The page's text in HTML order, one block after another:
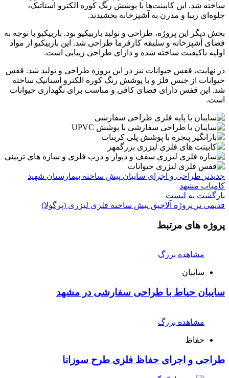
ساخته شد. این کابینت‌ها با پوشش رنگ کوره الکترو استاتیک،
جلوه‌ای زیبا و مدرن به آشپزخانه بخشیدند.
بخش دیگر این پروژه، طراحی و تولید باربیکیو بود. باربیکیو با توجه به
فضای آشپزخانه و سلیقه کارفرما طراحی شد. این باربیکیو از مواد
اولیه باکیفیت ساخته شده و دارای طراحی زیبایی است.
در نهایت، قفس حیوانات نیز در این پروژه طراحی و تولید شد. قفس
حیوانات از جنس فلز و با پوشش رنگ کوره الکترو استاتیک ساخته
شد. این قفس دارای فضای کافی و مناسب برای نگهداری حیوانات
است.
جدیدتر طراحی و اجرای سایبان پیش ساخته بیمارستان شهید
کامیاب مشهد
بازگشت به لیست
قدیمی تر پروژه آلاچیق پیش ساخته فلزی لیزری (پرگولا)
پروژه های مرتبط
مشاهده بزرگ
سایبان
سایبان حیاط با طراحی سفارشی در مشهد
مشاهده بزرگ
حفاظ
طراحی و اجرای حفاظ فلزی طرح سوزانا